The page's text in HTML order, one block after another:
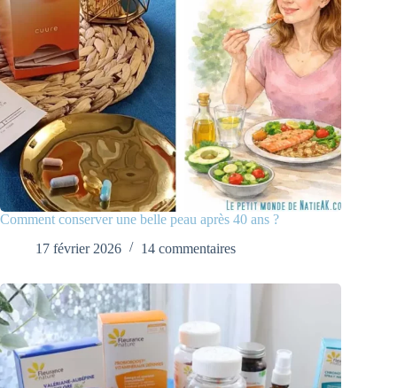
Comment conserver une belle peau après 40 ans ?
17 février 2026
14 commentaires